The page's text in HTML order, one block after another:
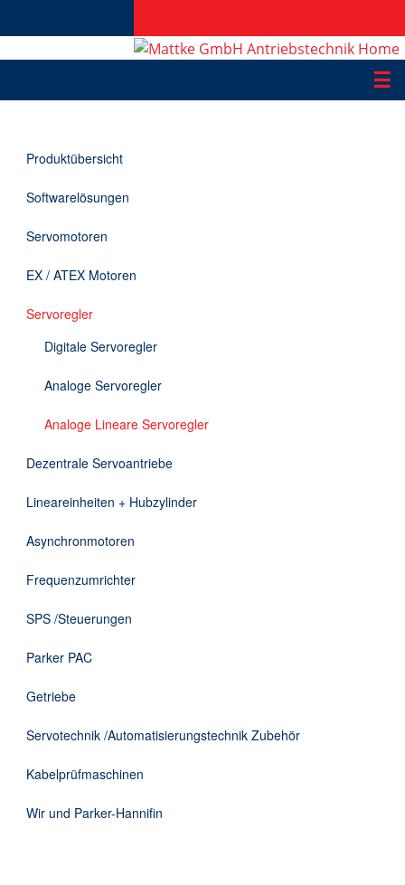
☰
Applikationen
Informationen
Downloads
Kontakt
Produktübersicht
Softwarelösungen
Servomotoren
EX / ATEX Motoren
Servoregler
Digitale Servoregler
Analoge Servoregler
Analoge Lineare Servoregler
Dezentrale Servoantriebe
Lineareinheiten + Hubzylinder
Asynchronmotoren
Frequenzumrichter
SPS /Steuerungen
Parker PAC
Getriebe
Servotechnik /Automatisierungstechnik Zubehör
Kabelprüfmaschinen
Wir und Parker-Hannifin